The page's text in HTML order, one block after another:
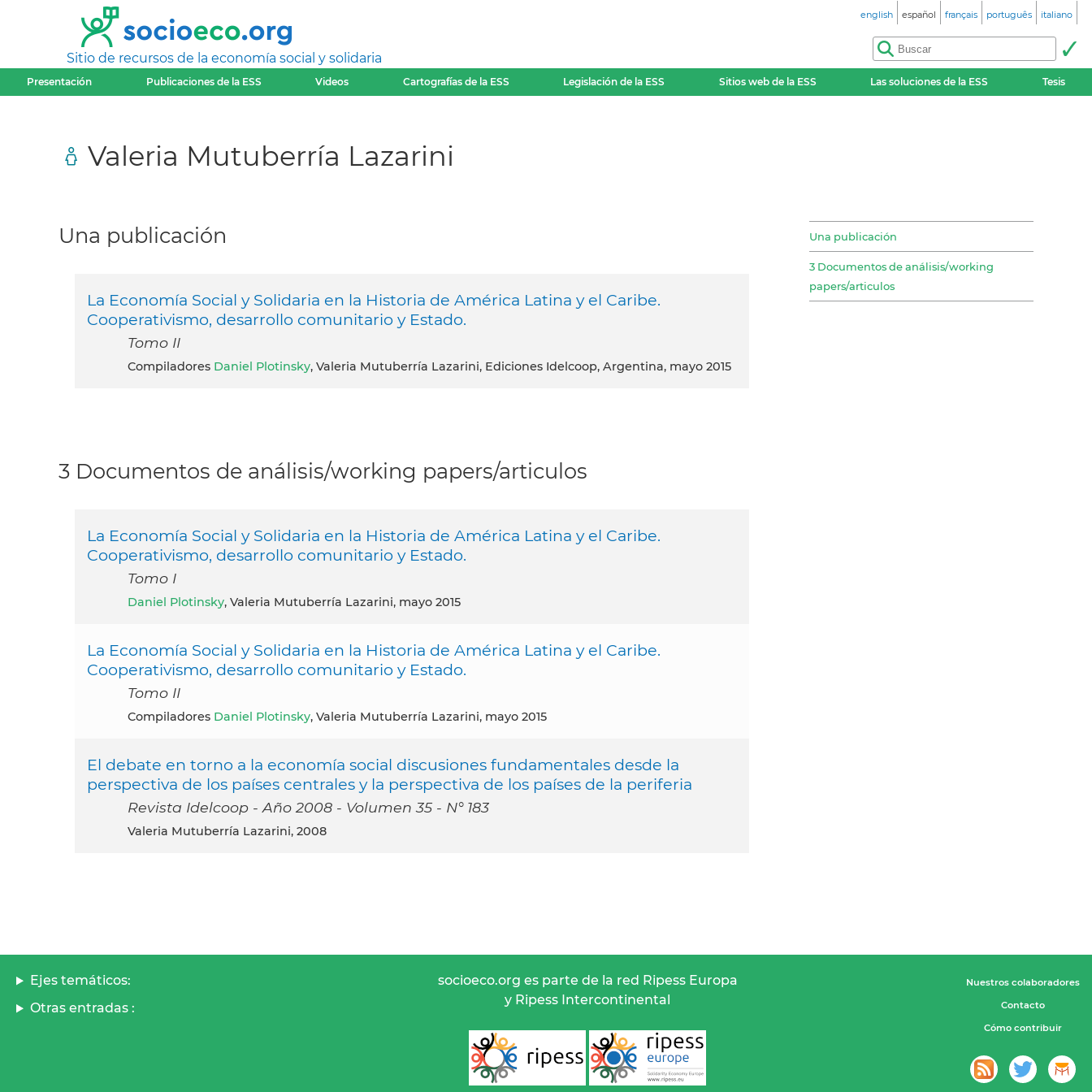
Sitio de recursos de la economía social y solidaria
english español français português italiano
Presentación Publicaciones de la ESS Videos Cartografías de la ESS Legislación de la ESS Sitios web de la ESS Las soluciones de la ESS Tesis
Valeria Mutuberría Lazarini
Una publicación
3 Documentos de análisis/working
papers/articulos
Una publicación
La Economía Social y Solidaria en la Historia de América Latina y el Caribe.
Cooperativismo, desarrollo comunitario y Estado.
Tomo II
Compiladores Daniel Plotinsky, Valeria Mutuberría Lazarini, Ediciones Idelcoop, Argentina, mayo 2015
3 Documentos de análisis/working papers/articulos
La Economía Social y Solidaria en la Historia de América Latina y el Caribe.
Cooperativismo, desarrollo comunitario y Estado.
Tomo I
Daniel Plotinsky, Valeria Mutuberría Lazarini, mayo 2015
La Economía Social y Solidaria en la Historia de América Latina y el Caribe.
Cooperativismo, desarrollo comunitario y Estado.
Tomo II
Compiladores Daniel Plotinsky, Valeria Mutuberría Lazarini, mayo 2015
El debate en torno a la economía social discusiones fundamentales desde la
perspectiva de los países centrales y la perspectiva de los países de la periferia
Revista Idelcoop - Año 2008 - Volumen 35 - N° 183
Valeria Mutuberría Lazarini, 2008
Ejes temáticos:
Otras entradas :
socioeco.org es parte de la red Ripess Europa
y Ripess Intercontinental
Nuestros colaboradores
Contacto
Cómo contribuir